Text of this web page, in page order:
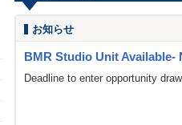
お知らせ
BMR Studio Unit Available-
Deadline to enter opportunity